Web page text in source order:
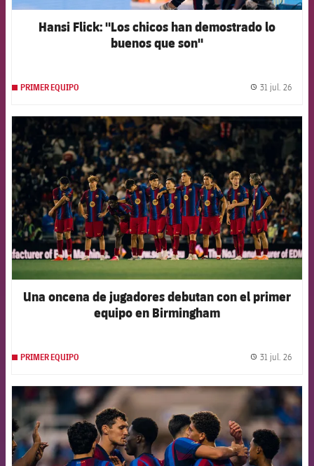
Hansi Flick: "Los chicos han demostrado lo
buenos que son"
PRIMER EQUIPO 31 jul. 26
FCB Barcelona badge
Una oncena de jugadores debutan con el primer
equipo en Birmingham
PRIMER EQUIPO 31 jul. 26
FCB Barcelona badge